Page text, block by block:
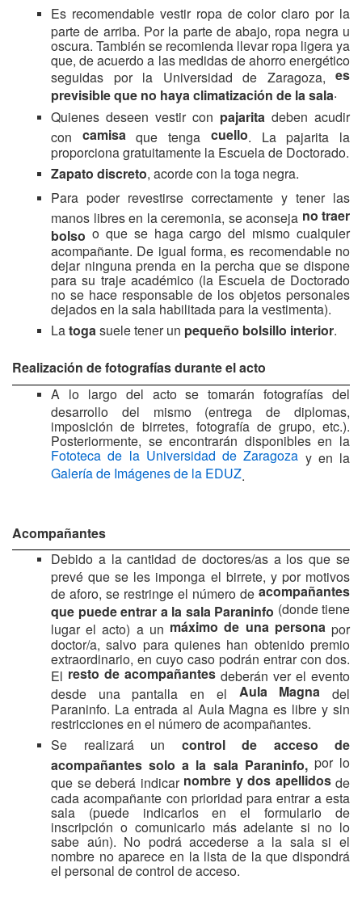
Es recomendable vestir ropa de color claro por la
parte de arriba. Por la parte de abajo, ropa negra u
oscura. También se recomienda llevar ropa ligera ya
que, de acuerdo a las medidas de ahorro energético
seguidas por la Universidad de Zaragoza, es
previsible que no haya climatización de la sala.
Quienes deseen vestir con pajarita deben acudir
con camisaque tenga cuello . La pajarita la
proporciona gratuitamente la Escuela de Doctorado.
Zapato discreto, acorde con la toga negra.
Para poder revestirse correctamente y tener las
manos libres en la ceremonia, se aconseja no traer
bolso o que se haga cargo del mismo cualquier
acompañante. De igual forma, es recomendable no
dejar ninguna prenda en la percha que se dispone
para su traje académico (la Escuela de Doctorado
no se hace responsable de los objetos personales
dejados en la sala habilitada para la vestimenta).
Latogasuele tener un pequeño bolsillo interior.
Realización de fotografías durante el acto
A lo largo del acto se tomarán fotografías del
desarrollo del mismo (entrega de diplomas,
imposición de birretes, fotografía de grupo, etc.).
Posteriormente, se encontrarán disponibles en la
Fototeca de la Universidad de Zaragoza y en la
Galería de Imágenes de la EDUZ
Acompañantes
Debido a la cantidad de doctores/as a los que se
prevé que se les imponga el birrete, y por motivos
de aforo, se restringe el número de acompañantes
que puede entrar a la sala Paraninfo (donde tiene
lugar el acto) a un máximo de una personapor
doctor/a, salvo para quienes han obtenido premio
extraordinario, en cuyo caso podrán entrar con dos.
El resto de acompañantes deberán ver el evento
desde una pantalla en el Aula Magna del
Paraninfo. La entrada al Aula Magna es libre y sin
restricciones en el número de acompañantes.
Se realizará un control de acceso de
acompañantes solo a la sala Paraninfo, por lo
que se deberá indicar nombre y dos apellidosde
cada acompañante con prioridad para entrar a esta
sala (puede indicarlos en el formulario de
inscripción o comunicarlo más adelante si no lo
sabe aún). No podrá accederse a la sala si el
nombre no aparece en la lista de la que dispondrá
el personal de control de acceso.